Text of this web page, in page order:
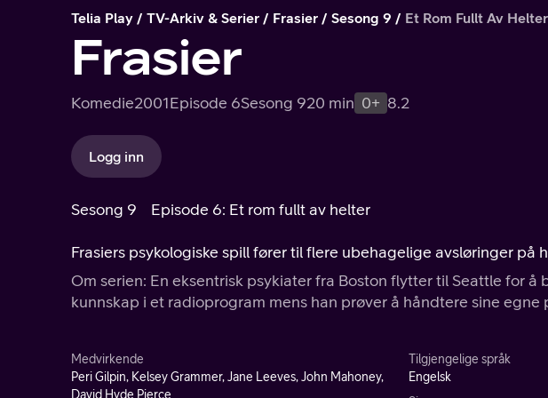
Telia Play TV-Arkiv & Serier Frasier Sesong 9 Et Rom Fullt Av Helter
Frasier
Komedie2001Episode 6Sesong 920 min 0+ 8.2
Logg inn
Sesong 9 Episode 6: Et rom fullt av helter
Frasiers psykologiske spill fører til flere ubehagelige avsløringer på
Om serien: En eksentrisk psykiater fra Boston flytter til Seattle for å
kunnskap i et radioprogram mens han prøver å håndtere sine egne
Medvirkende
Peri Gilpin, Kelsey Grammer, Jane Leeves, John Mahoney,
David Hyde Pierce
Tilgjengelige språk
Engelsk